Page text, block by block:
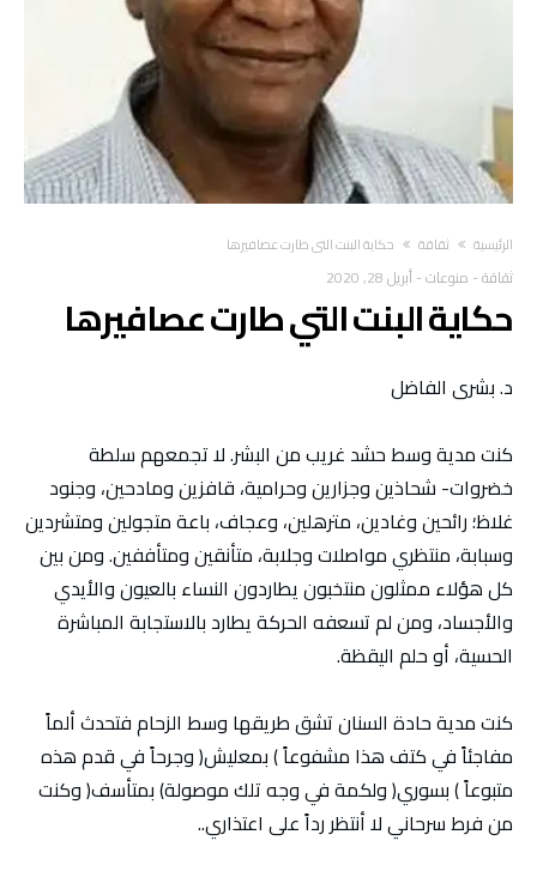
‫الرئيسية‬ ثقاقة حكاية البنت التي طارت عصافيرها
ثقاقة- منوعات-أبريل 28, 2020
حكاية البنت التي طارت عصافيرها
د. بشرى الفاضل
كنت مدية وسط حشد غريب من البشر. لا تجمعهم سلطة
خضروات- شحاذين وجزارين وحرامية، قافزين ومادحين، وجنود
غلاظ؛ رائحين وغادين، مترهلين، وعجاف، باعة متجولين ومتشردين
وسبابة، منتظري مواصلات وجلابة، متأنقين ومتأففين. ومن بين
كل هؤلاء ممثلون منتخبون يطاردون النساء بالعيون والأيدي
والأجساد، ومن لم تسعفه الحركة يطارد بالاستجابة المباشرة
الحسية، أو حلم اليقظة.
كنت مدية حادة السنان تشق طريقها وسط الزحام فتحدث ألماً
مفاجئاً في كتف هذا مشفوعاً ) بمعليش( وجرحاً في قدم هذه
متبوعاً ) بسوري( ولكمة في وجه تلك موصولة) بمتأسف( وكنت
من فرط سرحاني لا أنتظر رداً على اعتذاري..